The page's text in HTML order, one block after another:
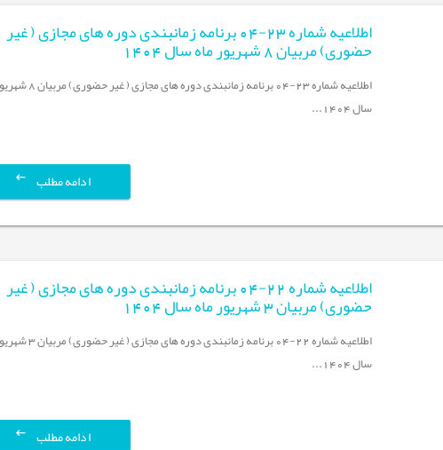
اطلاعیه شماره 23-04 برنامه زمانبندی دوره های مجازی ( غیر
حضوری) مربیان 8 شهریور ماه سال 1404
اطلاعیه شماره 23-04 برنامه زمانبندی
سال 1404...
ادامه مطلب
اطلاعیه شماره 22-04 برنامه زمانبندی دوره های مجازی ( غیر
حضوری) مربیان 3 شهریور ماه سال 1404
اطلاعیه شماره 22-04 برنامه زمانبندی دوره
سال 1404...
ادامه مطلب